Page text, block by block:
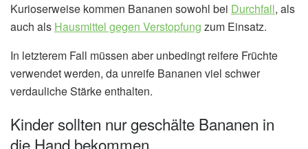
Kurioserweise kommen Bananen sowohl bei Durchfall, als
auch als Hausmittel gegen Verstopfung zum Einsatz.
In letzterem Fall müssen aber unbedingt reifere Früchte
verwendet werden, da unreife Bananen viel schwer
verdauliche Stärke enthalten.
Kinder sollten nur geschälte Bananen in
die Hand bekommen